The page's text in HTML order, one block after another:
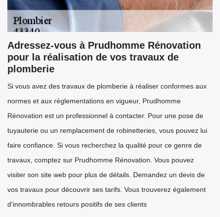
Adressez-vous à Prudhomme Rénovation
pour la réalisation de vos travaux de
plomberie
Si vous avez des travaux de plomberie à réaliser conformes aux
normes et aux réglementations en vigueur, Prudhomme
Rénovation est un professionnel à contacter. Pour une pose de
tuyauterie ou un remplacement de robinetteries, vous pouvez lui
faire confiance. Si vous recherchez la qualité pour ce genre de
travaux, comptez sur Prudhomme Rénovation. Vous pouvez
visiter son site web pour plus de détails. Demandez un devis de
vos travaux pour découvrir ses tarifs. Vous trouverez également
d'innombrables retours positifs de ses clients